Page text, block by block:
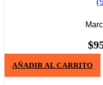
$
AÑADIR AL CARRITO